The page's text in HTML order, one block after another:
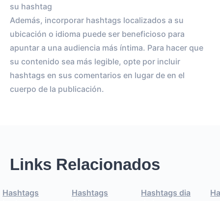
su hashtag
Además, incorporar hashtags localizados a su
ubicación o idioma puede ser beneficioso para
apuntar a una audiencia más íntima. Para hacer que
su contenido sea más legible, opte por incluir
hashtags en sus comentarios en lugar de en el
cuerpo de la publicación.
Links Relacionados
Hashtags
Hashtags
Hashtags dia